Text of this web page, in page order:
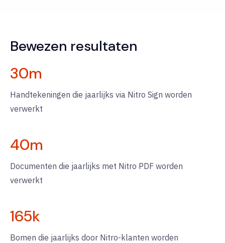
Bewezen resultaten
30m
Handtekeningen die jaarlijks via Nitro Sign worden
verwerkt
40m
Documenten die jaarlijks met Nitro PDF worden
verwerkt
165k
Bomen die jaarlijks door Nitro-klanten worden